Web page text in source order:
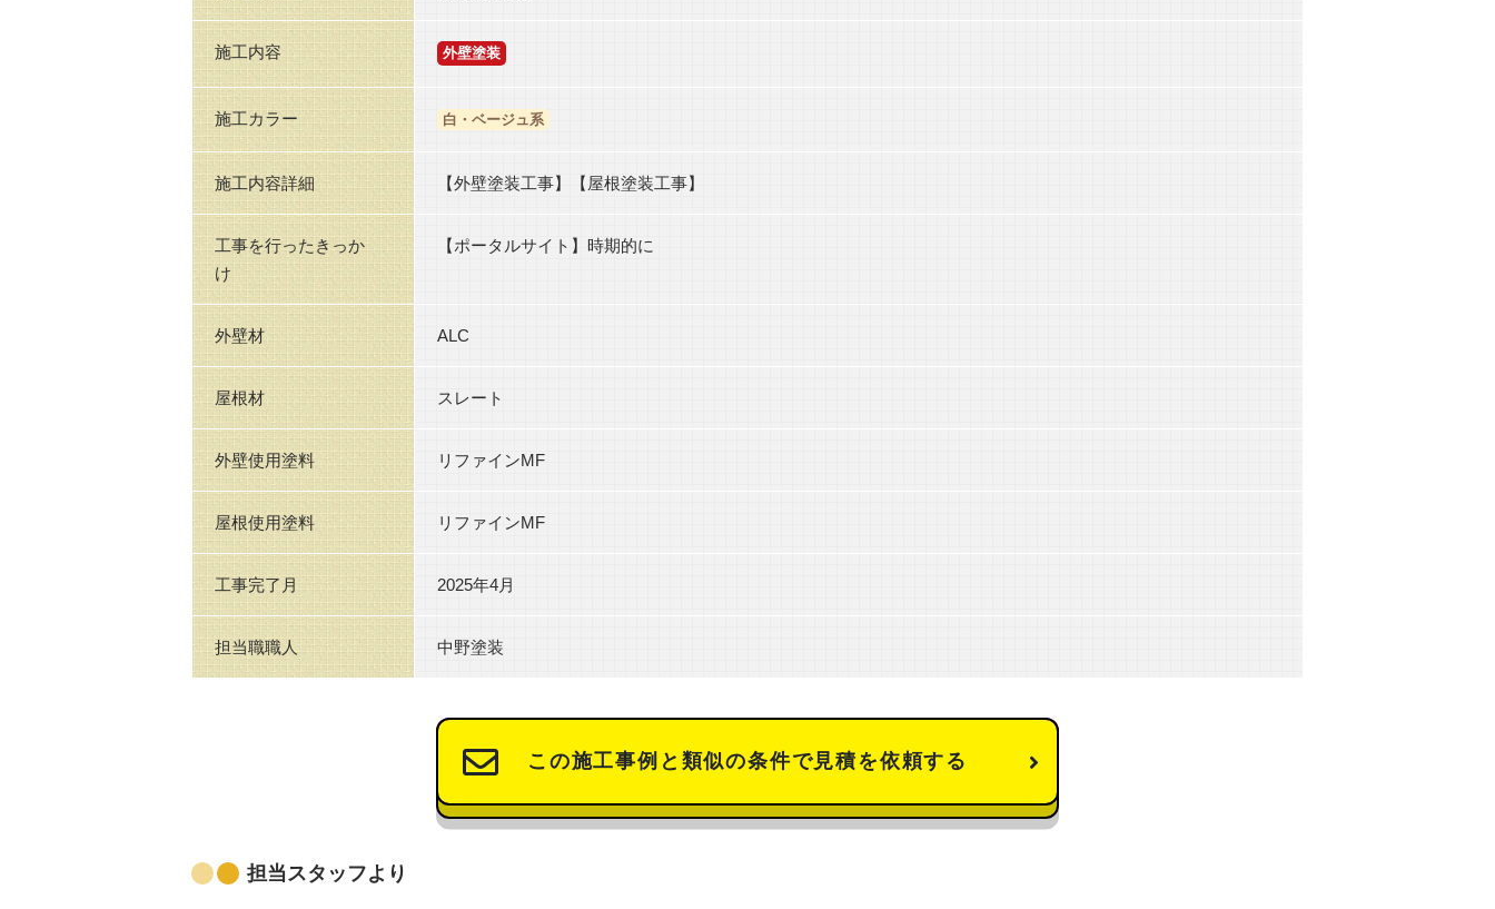
施工内容 外壁塗装
施工カラー 白・ベージュ系
施工内容詳細 【外壁塗装工事】【屋根塗装工事】
工事を行ったきっか
け
【ポータルサイト】時期的に
外壁材 ALC
屋根材 スレート
外壁使用塗料 リファインMF
屋根使用塗料 リファインMF
工事完了月 2025年4月
担当職職人 中野塗装
この施工事例と類似の条件で見積を依頼する
担当スタッフより